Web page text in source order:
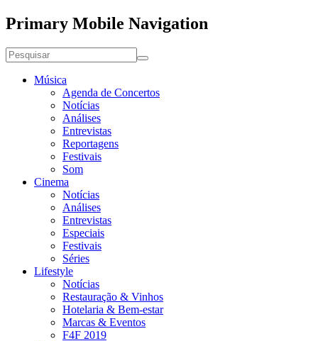
Primary Mobile Navigation
Música
Agenda de Concertos
Notícias
Análises
Entrevistas
Reportagens
Festivais
Som
Cinema
Notícias
Análises
Entrevistas
Especiais
Festivais
Séries
Lifestyle
Notícias
Restauração & Vinhos
Hotelaria & Bem-estar
Marcas & Eventos
F4F 2019